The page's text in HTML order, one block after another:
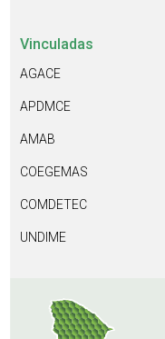
Vinculadas
AGACE
APDMCE
AMAB
COEGEMAS
COMDETEC
UNDIME